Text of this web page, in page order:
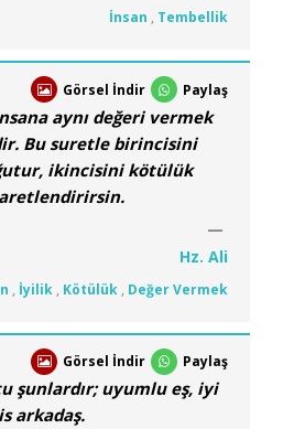
İnsan , Tembellik
Görsel İndir Paylaş
aynı değeri vermek
Bu suretle birincisini
ikincisini kötülük
Hz. Ali
, İyilik , Kötülük , Değer Vermek
Görsel İndir Paylaş
şunlardır; uyumlu eş, iyi
arkadaş.